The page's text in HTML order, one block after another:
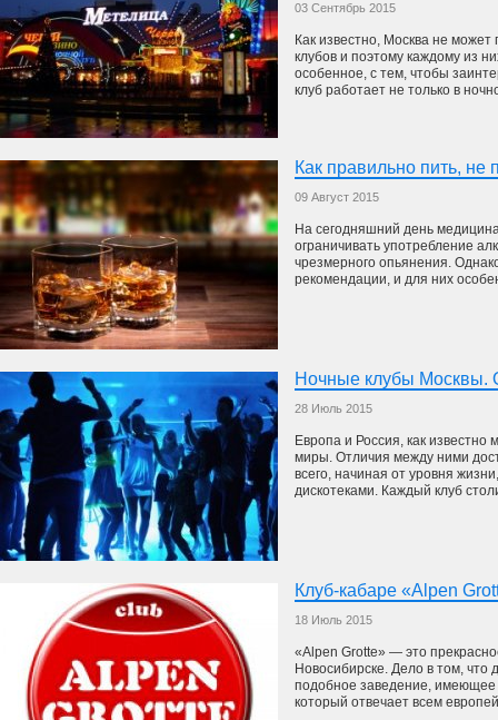
03 Сентябрь 2015
Как известно, Москва не
клубов и поэтому каждому из
особенное, с тем, чтобы
клуб работает не только в
Как правильно пить, не
09 Август 2015
На сегодняшний день
ограничивать употребление
чрезмерного опьянения.
рекомендации, и для них
Ночные клубы Москвы.
28 Июль 2015
Европа и Россия, как
миры. Отличия между ними
всего, начиная от уровня
дискотеками. Каждый клуб
Клуб-кабаре «Alpen
18 Июль 2015
«Alpen Grotte» — это
Новосибирске. Дело в том, что
подобное заведение, имеющее
который отвечает всем